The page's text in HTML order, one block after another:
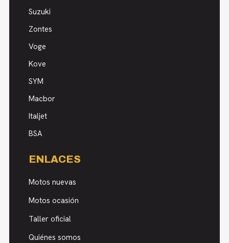
Suzuki
Zontes
Voge
Kove
SYM
Macbor
Italjet
BSA
ENLACES
Motos nuevas
Motos ocasión
Taller oficial
Quiénes somos